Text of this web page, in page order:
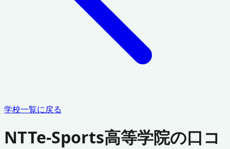
学校一覧に戻る
NTTe-Sports高等学院の口コ